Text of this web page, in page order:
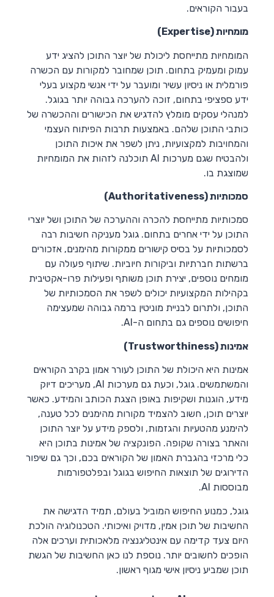
בעבור הקוראים.
מומחיות (Expertise)
המומחיות מתייחסת ליכולת של יוצר התוכן להציג ידע
עמוק ומעמיק בתחום. תוכן שמחובר למקורות עם הכשרה
פורמלית או ניסיון עשיר ומועבר על ידי אנשי מקצוע בעלי
ידע ספציפי בתחום, זוכה להערכה גבוהה יותר בגוגל.
למנהלי עסקים מומלץ להדגיש את הכישורים וההכשרה של
כותבי התוכן שלהם. באמצעות תרבות הפיתוח העצמי
והמחויבות למקצועיות, ניתן לשפר את איכות התוכן
ולהבטיח שגם מערכות AI תוכלנה לזהות את המומחיות
שמוצגת בו.
סמכותיות (Authoritativeness)
סמכותיות מתייחסת להכרה וההערכה של התוכן ושל יוצרי
התוכן על ידי אחרים בתחום. גוגל מעניקה חשיבות רבה
לסמכותיות על בסיס קישורים ממקורות מהימנים, אזכורים
ברשתות חברתיות וביקורות חיוביות. שיתוף פעולה עם
מומחים נוספים, יצירת תוכן משותף ופעילות פרו-אקטיבית
בקהילות המקצועיות יכולים לשפר את הסמכותיות של
התוכן, ולתרום לבניית מוניטין ברמה גבוהה שמעצימה
חיפושים נוספים גם בתחום ה-AI.
אמינות (Trustworthiness)
אמינות היא היכולת של התוכן לעורר אמון בקרב הקוראים
והמשתמשים. גוגל, וכעת גם מערכות AI, מעריכים דיוק
מידע, הוגנות ושקיפות באופן הצגת הכותב והמידע. כאשר
יוצרים תוכן, חשוב להצמיד מקורות מהימנים לכל טענה,
להימנע מהטעיות והגזמות, ולספק מידע על יוצר התוכן
והאתר בצורה שקופה. הפונקציה של אמינות בתוכן היא
כלי מרכזי בהגברת האמון של הקוראים בכם, וכך גם שיפור
הדירוגים של תוצאות החיפוש בגוגל ובפלטפורמות
מבוססות AI.
גוגל, כמנוע החיפוש המוביל בעולם, תמיד הדגישה את
החשיבות של תוכן אמין, מדויק ואיכותי. הטכנולוגיה הולכת
היום צעד קדימה עם אינטליגנציה מלאכותית וערכים אלה
הופכים לחשובים יותר. נוספת לנו כאן החשיבות של הגשת
תוכן שמביע ניסיון אישי מגוף ראשון.